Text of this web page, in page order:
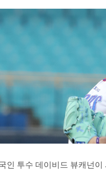
인 투수 데이비드 뷰캐넌이